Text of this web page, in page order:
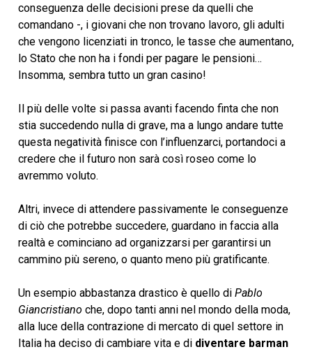
conseguenza delle decisioni prese da quelli che
comandano -, i giovani che non trovano lavoro, gli adulti
che vengono licenziati in tronco, le tasse che aumentano,
lo Stato che non ha i fondi per pagare le pensioni…
Insomma, sembra tutto un gran casino!
Il più delle volte si passa avanti facendo finta che non
stia succedendo nulla di grave, ma a lungo andare tutte
questa negatività finisce con l’influenzarci, portandoci a
credere che il futuro non sarà così roseo come lo
avremmo voluto.
Altri, invece di attendere passivamente le conseguenze
di ciò che potrebbe succedere, guardano in faccia alla
realtà e cominciano ad organizzarsi per garantirsi un
cammino più sereno, o quanto meno più gratificante.
Un esempio abbastanza drastico è quello di Pablo
Giancristiano che, dopo tanti anni nel mondo della moda,
alla luce della contrazione di mercato di quel settore in
Italia ha deciso di cambiare vita e di diventare barman